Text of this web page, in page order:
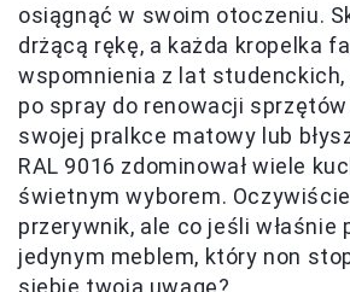
osiągnąć w swoim otoczeniu.
drżącą rękę, a każda kropelka
wspomnienia z lat
po spray do renowacji sprzętów
swojej pralkce matowy lub
RAL 9016 zdominował wiele
świetnym wyborem.
przerywnik, ale co jeśli właśnie
jedynym meblem, który non
siebie twoją uwagę?